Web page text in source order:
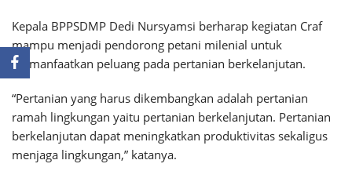
Kepala BPPSDMP Dedi Nursyamsi berharap kegiatan Craf
mampu menjadi pendorong petani milenial untuk
memanfaatkan peluang pada pertanian berkelanjutan.
“Pertanian yang harus dikembangkan adalah pertanian
ramah lingkungan yaitu pertanian berkelanjutan. Pertanian
berkelanjutan dapat meningkatkan produktivitas sekaligus
menjaga lingkungan,” katanya.